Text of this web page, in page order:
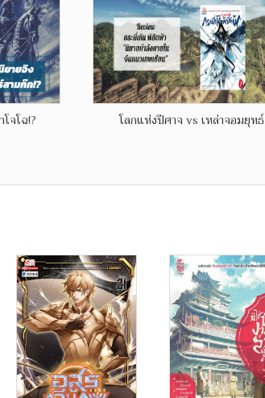
จโฉ!? โลกแห่งปีศาจ vs เหล่าจอมยุทธ์